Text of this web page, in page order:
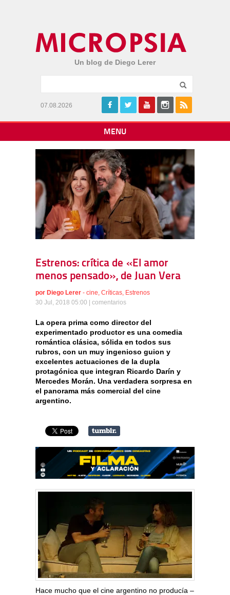
Un blog de Diego Lerer
07.08.2026
MENU
Estrenos: crítica de «El amor
menos pensado», de Juan Vera
por Diego Lerer - cine Críticas Estrenos
30 Jul, 2018 05:00 | comentarios
La opera prima como director del
experimentado productor es una comedia
romántica clásica, sólida en todos sus
rubros, con un muy ingenioso guion y
excelentes actuaciones de la dupla
protagónica que integran Ricardo Darín y
Mercedes Morán. Una verdadera sorpresa en
el panorama más comercial del cine
argentino.
Hace mucho que el cine argentino no producía –